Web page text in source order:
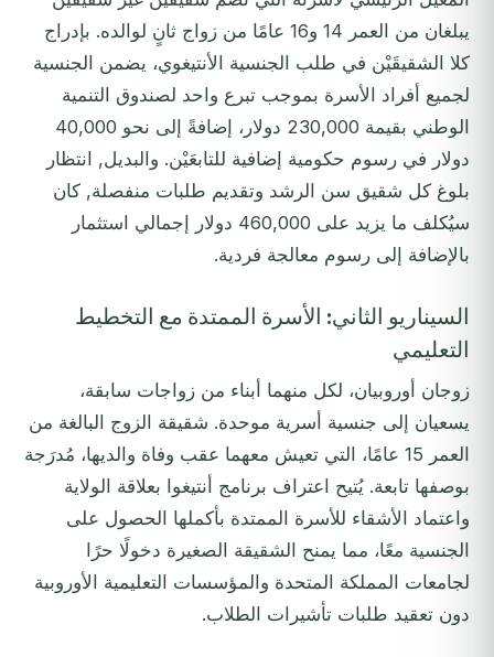
يبلغان من العمر 14 و16 عامًا من زواج ثانٍ لوالده. بإدراج
كلا الشقيقَيْن في طلب الجنسية الأنتيغوي، يضمن الجنسية
لجميع أفراد الأسرة بموجب تبرع واحد لصندوق التنمية
الوطني بقيمة 230,000 دولار، إضافةً إلى نحو 40,000
دولار في رسوم حكومية إضافية للتابعَيْن. والبديل, انتظار
بلوغ كل شقيق سن الرشد وتقديم طلبات منفصلة, كان
سيُكلف ما يزيد على 460,000 دولار إجمالي استثمار
بالإضافة إلى رسوم معالجة فردية.
السيناريو الثاني: الأسرة الممتدة مع التخطيط
التعليمي
زوجان أوروبيان، لكل منهما أبناء من زواجات سابقة،
يسعيان إلى جنسية أسرية موحدة. شقيقة الزوج البالغة من
العمر 15 عامًا، التي تعيش معهما عقب وفاة والديها، مُدرَجة
بوصفها تابعة. يُتيح اعتراف برنامج أنتيغوا بعلاقة الولاية
واعتماد الأشقاء للأسرة الممتدة بأكملها الحصول على
الجنسية معًا، مما يمنح الشقيقة الصغيرة دخولًا حرًا
لجامعات المملكة المتحدة والمؤسسات التعليمية الأوروبية
دون تعقيد طلبات تأشيرات الطلاب.